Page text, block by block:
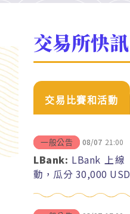
交易所快訊
交易比賽和活動
一般公告 08/07 21:00
LBank: LBank 上線
動，瓜分 30,000